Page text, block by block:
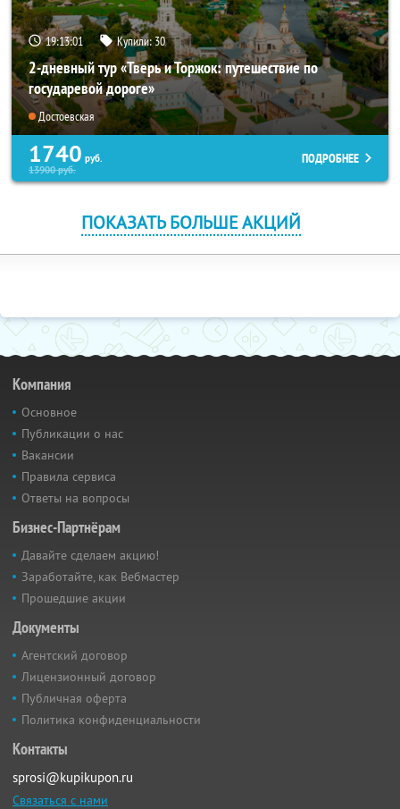
19:13:00 Купили:30
2-дневный тур «Тверь и Торжок: путешествие по
государевой дороге»
Достоевская
1740 руб.
13900руб.
ПОДРОБНЕЕ
ПОКАЗАТЬ БОЛЬШЕ АКЦИЙ
Компания
Основное
Публикации о нас
Вакансии
Правила сервиса
Ответы на вопросы
Бизнес-Партнёрам
Давайте сделаем акцию!
Заработайте, как Вебмастер
Прошедшие акции
Документы
Агентский договор
Лицензионный договор
Публичная оферта
Политика конфиденциальности
Контакты
sprosi@kupikupon.ru
Связаться с нами